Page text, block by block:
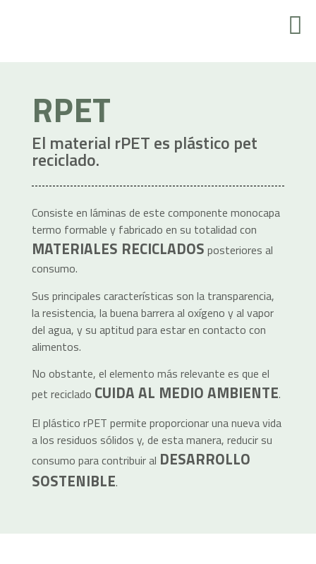
RPET
El material rPET es plástico pet
reciclado.
Consiste en láminas de este componente monocapa
termo formable y fabricado en su totalidad con
MATERIALES RECICLADOS posteriores al
consumo.
Sus principales características son la transparencia,
la resistencia, la buena barrera al oxígeno y al vapor
del agua, y su aptitud para estar en contacto con
alimentos.
No obstante, el elemento más relevante es que el
pet reciclado CUIDA AL MEDIO AMBIENTE.
El plástico rPET permite proporcionar una nueva vida
a los residuos sólidos y, de esta manera, reducir su
consumo para contribuir al DESARROLLO
SOSTENIBLE.